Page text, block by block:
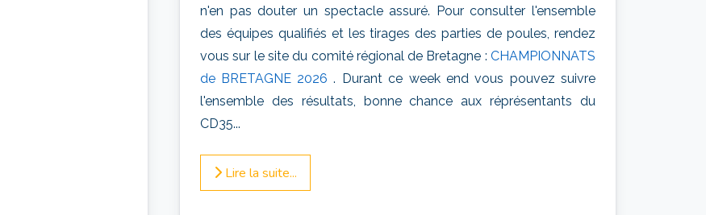
n'en pas douter un spectacle assuré. Pour consulter l'ensemble
des équipes qualifiés et les tirages des parties de poules, rendez
vous sur le site du comité régional de Bretagne : CHAMPIONNATS
de BRETAGNE 2026 . Durant ce week end vous pouvez suivre
l'ensemble des résultats, bonne chance aux réprésentants du
CD35...
Lire la suite...